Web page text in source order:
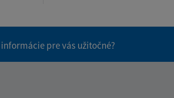
pre vás užitočné?